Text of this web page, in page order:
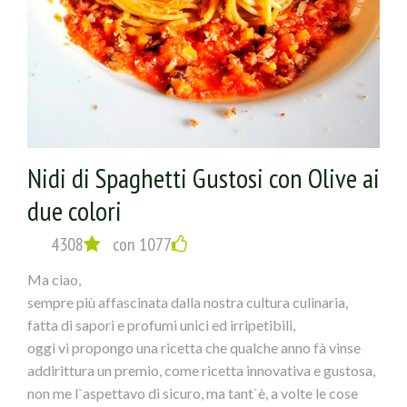
Nidi di Spaghetti Gustosi con Olive ai
due colori
4308 con 1077
Ma ciao,
sempre più affascinata dalla nostra cultura culinaria,
fatta di sapori e profumi unici ed irripetibili,
oggi vi propongo una ricetta che qualche anno fà vinse
addirittura un premio, come ricetta innovativa e gustosa,
non me l`aspettavo di sicuro, ma tant`è, a volte le cose